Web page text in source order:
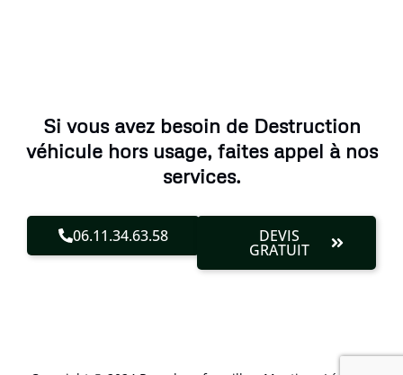
Si vous avez besoin de Destruction
véhicule hors usage, faites appel à nos
services.
06.11.34.63.58 DEVIS
GRATUIT